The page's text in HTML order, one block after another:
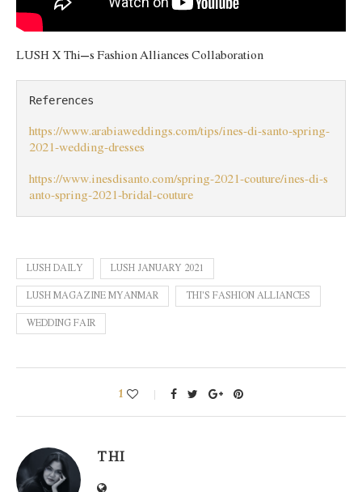
LUSH X Thi’s Fashion Alliances Collaboration
References
https://www.arabiaweddings.com/tips/ines-di-santo-spring-
2021-wedding-dresses
https://www.inesdisanto.com/spring-2021-couture/ines-di-s
anto-spring-2021-bridal-couture
LUSH DAILY LUSH JANUARY 2021
LUSH MAGAZINE MYANMAR THI'S FASHION ALLIANCES
WEDDING FAIR
1
THI